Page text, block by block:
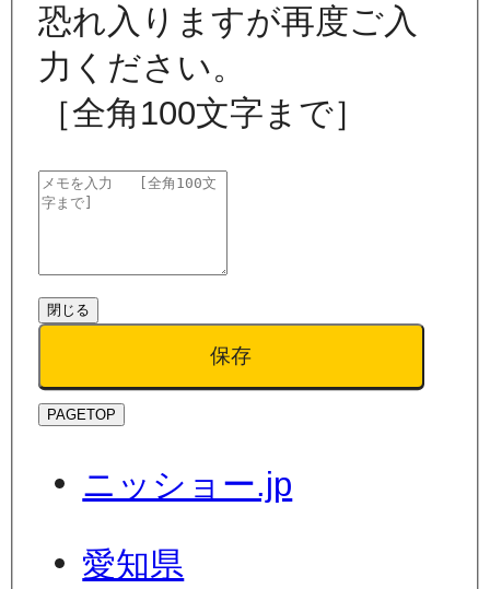
恐れ入りますが再度ご入
力ください。
［全角100文字まで］
閉じる
保存
PAGETOP
ニッショー.jp
愛知県